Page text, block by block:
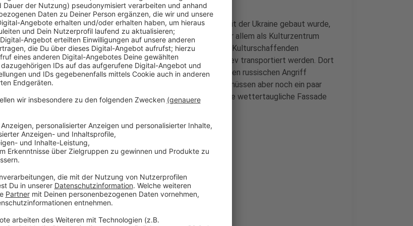
Seit August steht das Gebäude, das als Zeichen der Solidarität mit der Ukraine gebaut wurde,
im Volksgarten. In den Sommer- und Herbstmonaten wurde es vor allem als Kulturzentrum
genutzt. Wir konnten dort viele Veranstaltungen von ukrainischen Kulturschaffenden
besuchen. Jetzt soll das Gebäude in ein Dorf nordwestlich von Kiev transportiert werden. Dort
wird es zu einem Wohnhaus einer Familie, deren Zuhause durch einen russischen Angriff
zerstört wurde. Damit das Gebäude dann wirklich bewohnbar ist, müssen aber noch ein paar
Arbeiten gemacht werden. Zum Beispiel braucht das Gebäude eine wettertaugliche Fassade
Anzeige
Weitere Infos und Links zum Thema:
Anzeige
So berichtet die Stadt